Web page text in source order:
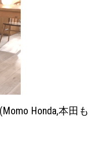
Honda,本田も